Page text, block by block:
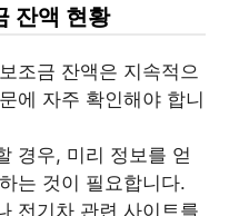
잔액 현황
조금 잔액은 지속적으
에 자주 확인해야 합니
경우, 미리 정보를 얻
는 것이 필요합니다.
전기차 관련 사이트를